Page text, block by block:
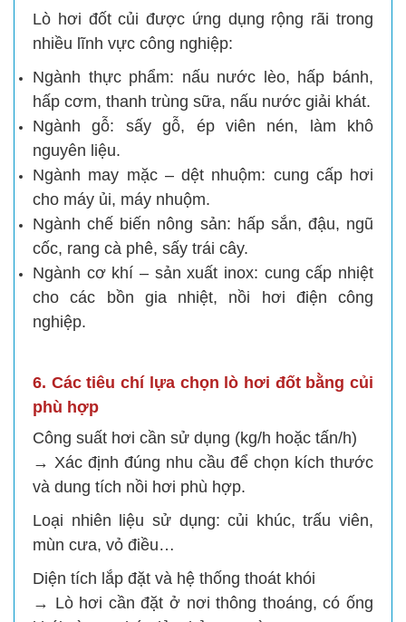
Lò hơi đốt củi được ứng dụng rộng rãi trong
nhiều lĩnh vực công nghiệp:
Ngành thực phẩm: nấu nước lèo, hấp bánh,
hấp cơm, thanh trùng sữa, nấu nước giải khát.
Ngành gỗ: sấy gỗ, ép viên nén, làm khô
nguyên liệu.
Ngành may mặc – dệt nhuộm: cung cấp hơi
cho máy ủi, máy nhuộm.
Ngành chế biến nông sản: hấp sắn, đậu, ngũ
cốc, rang cà phê, sấy trái cây.
Ngành cơ khí – sản xuất inox: cung cấp nhiệt
cho các bồn gia nhiệt, nồi hơi điện công
nghiệp.
6. Các tiêu chí lựa chọn lò hơi đốt bằng củi
phù hợp
Công suất hơi cần sử dụng (kg/h hoặc tấn/h)
→ Xác định đúng nhu cầu để chọn kích thước
và dung tích nồi hơi phù hợp.
Loại nhiên liệu sử dụng: củi khúc, trấu viên,
mùn cưa, vỏ điều…
Diện tích lắp đặt và hệ thống thoát khói
→ Lò hơi cần đặt ở nơi thông thoáng, có ống